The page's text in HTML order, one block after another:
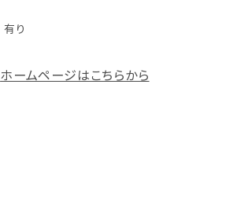
有り
ホームページはこちらから